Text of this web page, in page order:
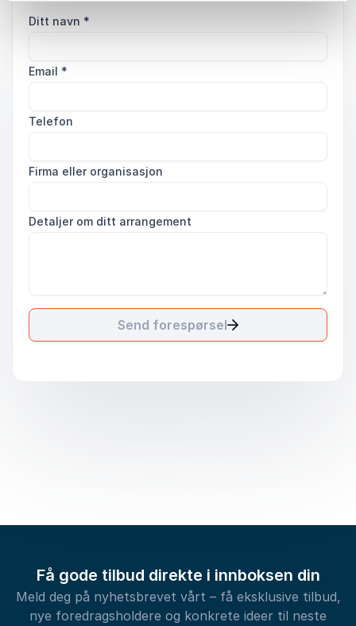
Ditt navn *
Email *
Telefon
Firma eller organisasjon
Detaljer om ditt arrangement
Send forespørsel
Få gode tilbud direkte i innboksen din
Meld deg på nyhetsbrevet vårt – få eksklusive tilbud,
nye foredragsholdere og konkrete ideer til neste